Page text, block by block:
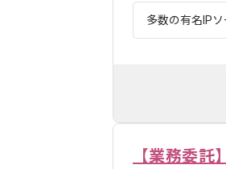
多数の有名IP
【業務委